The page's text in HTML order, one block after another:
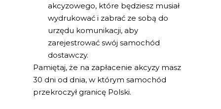
akcyzowego, które będziesz musiał
wydrukować i zabrać ze sobą do
urzędu komunikacji, aby
zarejestrować swój samochód
dostawczy.
Pamiętaj, że na zapłacenie akcyzy masz
30 dni od dnia, w którym samochód
przekroczył granicę Polski.